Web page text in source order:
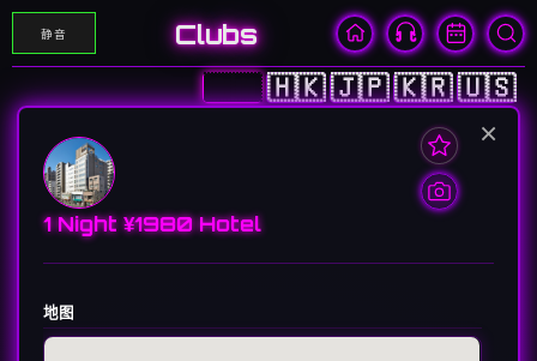
静音 Clubs
🇨🇳🇭🇰🇯🇵🇰🇷🇺🇸
×
1 Night ¥1980 Hotel
地图